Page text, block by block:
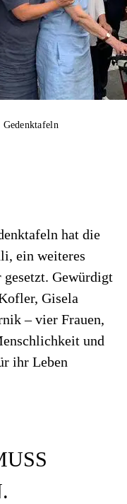
Gedenktafeln
hat die
ein weiteres
Gewürdigt
Gisela
– vier Frauen,
und
ihr Leben